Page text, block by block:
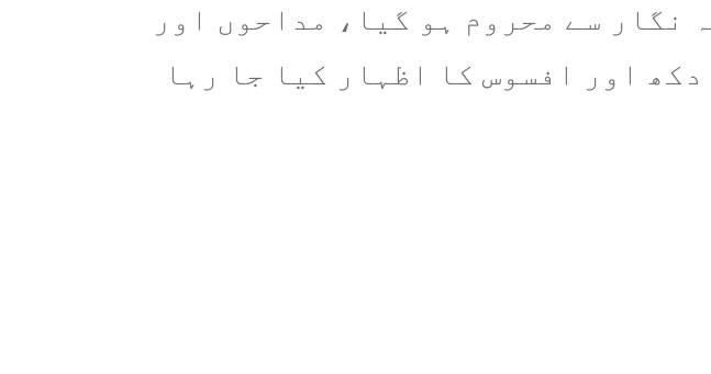
نگار سے محروم ہو گیا، مداحوں اور
اور افسوس کا اظہار کیا جا رہا